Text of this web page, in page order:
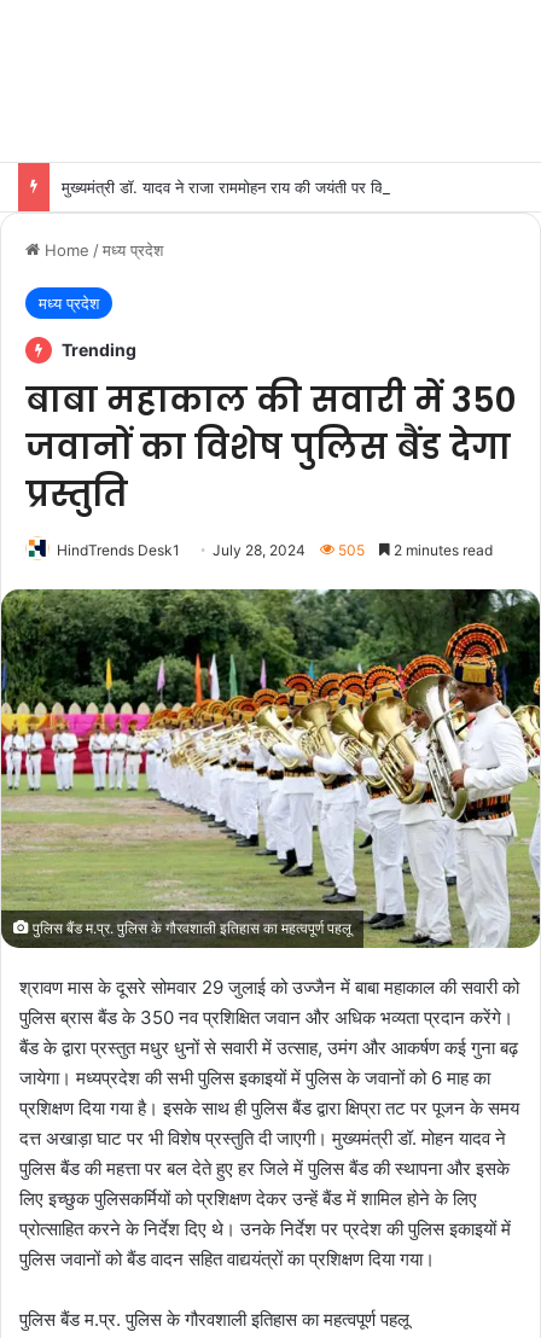
मुख्यमंत्री डॉ. यादव ने राजा राममोहन राय की जयंती पर किया नमन
Home /मध्य प्रदेश
मध्य प्रदेश
Trending
बाबा महाकाल की सवारी में 350
जवानों का विशेष पुलिस बैंड देगा
प्रस्तुति
HindTrends Desk1 July 28, 2024 505 2 minutes read
पुलिस बैंड म.प्र. पुलिस के गौरवशाली इतिहास का महत्वपूर्ण पहलू
श्रावण मास के दूसरे सोमवार 29 जुलाई को उज्जैन में बाबा महाकाल की सवारी को
पुलिस ब्रास बैंड के 350 नव प्रशिक्षित जवान और अधिक भव्यता प्रदान करेंगे।
बैंड के द्वारा प्रस्तुत मधुर धुनों से सवारी में उत्साह, उमंग और आकर्षण कई गुना बढ़
जायेगा। मध्यप्रदेश की सभी पुलिस इकाइयों में पुलिस के जवानों को 6 माह का
प्रशिक्षण दिया गया है। इसके साथ ही पुलिस बैंड द्वारा क्षिप्रा तट पर पूजन के समय
दत्त अखाड़ा घाट पर भी विशेष प्रस्तुति दी जाएगी। मुख्यमंत्री डॉ. मोहन यादव ने
पुलिस बैंड की महत्ता पर बल देते हुए हर जिले में पुलिस बैंड की स्थापना और इसके
लिए इच्छुक पुलिसकर्मियों को प्रशिक्षण देकर उन्हें बैंड में शामिल होने के लिए
प्रोत्साहित करने के निर्देश दिए थे। उनके निर्देश पर प्रदेश की पुलिस इकाइयों में
पुलिस जवानों को बैंड वादन सहित वाद्ययंत्रों का प्रशिक्षण दिया गया।
पुलिस बैंड म.प्र. पुलिस के गौरवशाली इतिहास का महत्वपूर्ण पहलू